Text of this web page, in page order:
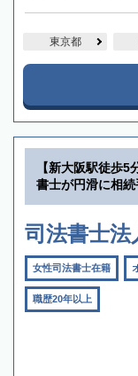
東京都
【新大阪駅徒歩
書士が円滑に相
司法書士法
女性司法書士在籍
職歴20年以上